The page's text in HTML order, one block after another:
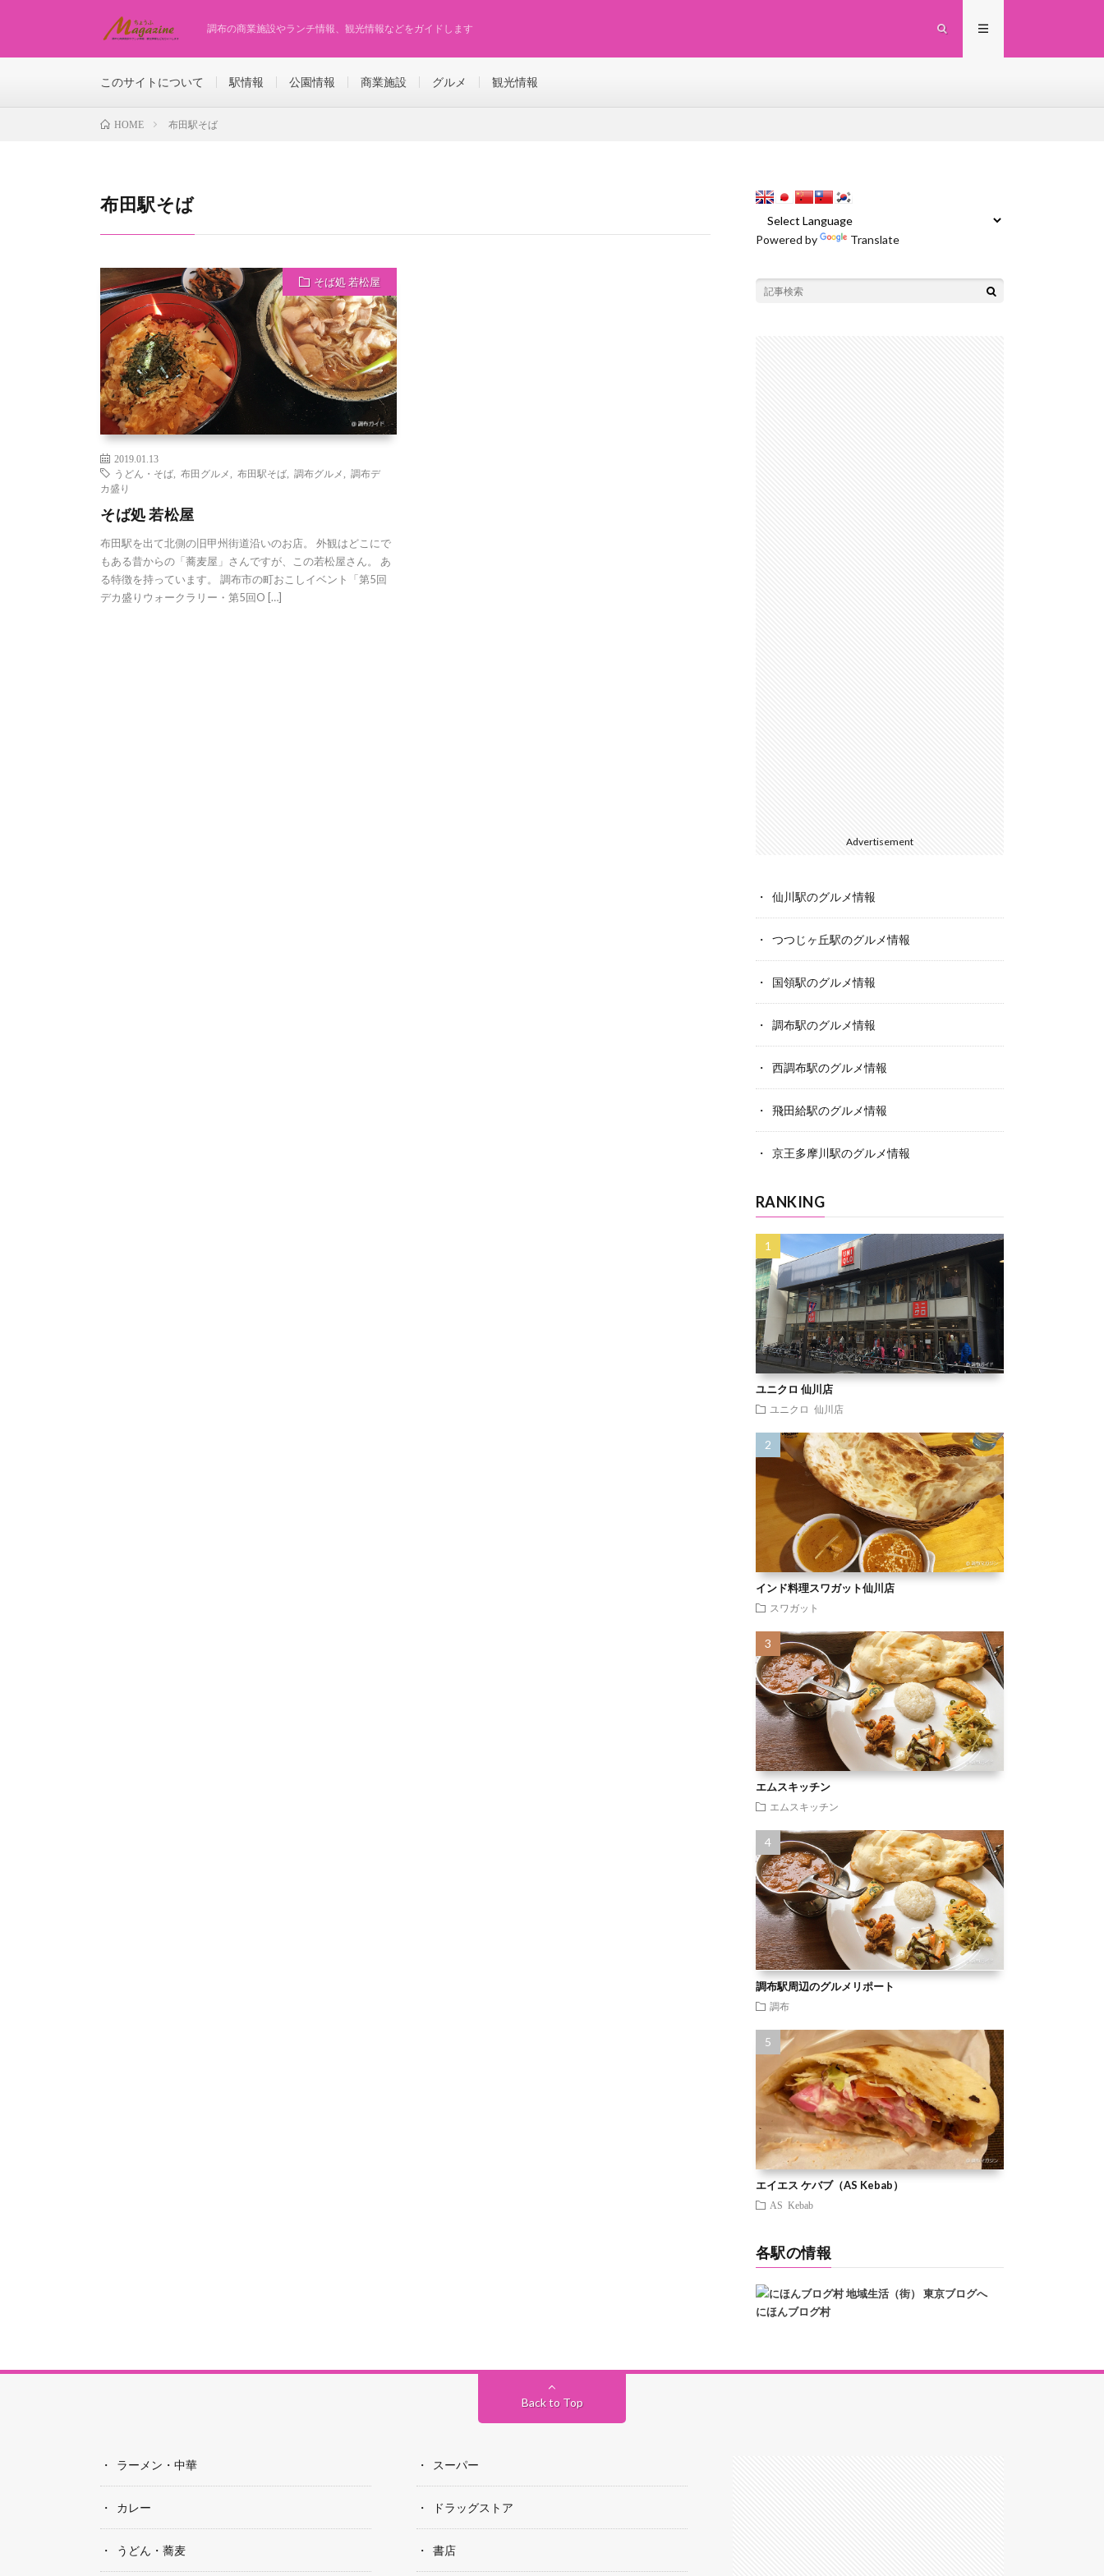
調布の商業施設やランチ情報、観光情報などをガイドします
このサイトについて 駅情報 公園情報 商業施設 グルメ 観光情報
HOME 布田駅そば
布田駅そば
そば処 若松屋
2019.01.13
うどん・そば
布田グルメ 布田駅そば 調布グルメ
調布デ
カ盛り
そば処 若松屋
布田駅を出て北側の旧甲州街道沿いのお店。 外観はどこにで
もある昔からの「蕎麦屋」さんですが、この若松屋さん。 あ
る特徴を持っています。 調布市の町おこしイベント「第5回
デカ盛りウォークラリー・第5回O […]
Powered by Translate
Advertisement
仙川駅のグルメ情報
つつじヶ丘駅のグルメ情報
国領駅のグルメ情報
調布駅のグルメ情報
西調布駅のグルメ情報
飛田給駅のグルメ情報
京王多摩川駅のグルメ情報
RANKING
ユニクロ 仙川店
ユニクロ 仙川店
インド料理スワガット仙川店
スワガット
エムスキッチン
エムスキッチン
調布駅周辺のグルメリポート
調布
エイエス ケバブ（AS Kebab）
AS Kebab
各駅の情報
にほんブログ村
Back to Top
ラーメン・中華
カレー
うどん・蕎麦
スーパー
ドラッグストア
書店